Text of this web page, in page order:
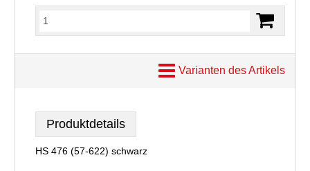
Varianten des Artikels
Produktdetails
HS 476 (57-622) schwarz